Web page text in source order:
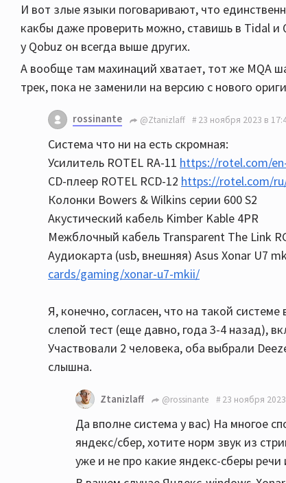
И вот злые языки поговаривают, что
какбы даже проверить можно, ставишь в Tidal
у Qobuz он всегда выше других.
А вообще там махинаций хватает, тот же MQA
трек, пока не заменили на версию с нового
rossinante @Ztanizlaff 23 ноября 2023 в
Система что ни на есть скромная:
Усилитель ROTEL RA-11 https://rotel.com/
CD-плеер ROTEL RCD-12 https://rotel.com/
Колонки Bowers & Wilkins серии 600 S2
Акустический кабель Kimber Kable 4PR
Межблочный кабель Transparent The Link
Аудиокарта (usb, внешняя) Asus Xonar U7
cards/gaming/xonar-u7-mkii/
Я, конечно, согласен, что на такой
слепой тест (еще давно, года 3-4 назад),
Участвовали 2 человека, оба выбрали
слышна.
Ztanizlaff @rossinante 23 ноября
Да вполне система у вас) На многое
яндекс/сбер, хотите норм звук из
уже и не про какие яндекс-сберы